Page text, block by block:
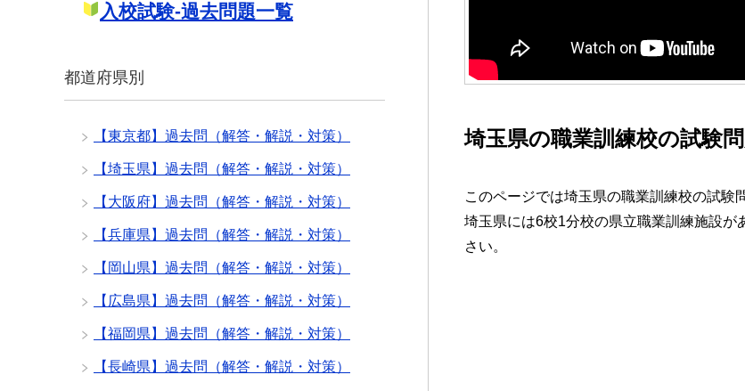
埼玉県の職業訓練校の試験
このページでは埼玉県の職業訓練校の試験
埼玉県には6校1分校の県立職業訓練施設
さい。
入校試験-過去問題一覧
都道府県別
【東京都】過去問（解答・解説・対策）
【埼玉県】過去問（解答・解説・対策）
【大阪府】過去問（解答・解説・対策）
【兵庫県】過去問（解答・解説・対策）
【岡山県】過去問（解答・解説・対策）
【広島県】過去問（解答・解説・対策）
【福岡県】過去問（解答・解説・対策）
【長崎県】過去問（解答・解説・対策）